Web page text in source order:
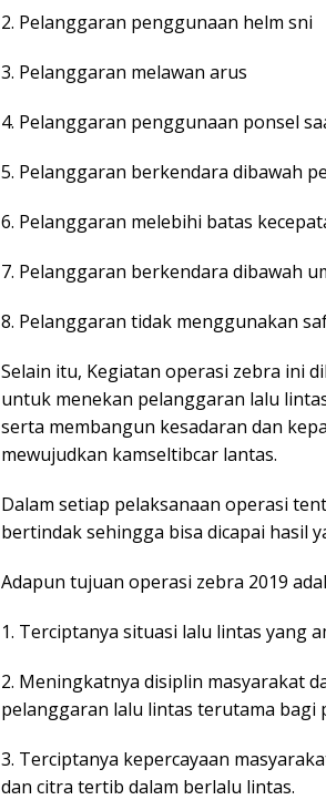
2. Pelanggaran penggunaan helm sni
3. Pelanggaran melawan arus
4. Pelanggaran penggunaan ponsel
5. Pelanggaran berkendara dibawah
6. Pelanggaran melebihi batas
7. Pelanggaran berkendara dibawah
8. Pelanggaran tidak menggunakan
Selain itu, Kegiatan operasi zebra ini
untuk menekan pelanggaran lalu
serta membangun kesadaran dan
mewujudkan kamseltibcar lantas.
Dalam setiap pelaksanaan operasi
bertindak sehingga bisa dicapai hasil
Adapun tujuan operasi zebra 2019
1. Terciptanya situasi lalu lintas yang
2. Meningkatnya disiplin masyarakat
pelanggaran lalu lintas terutama bagi
3. Terciptanya kepercayaan
dan citra tertib dalam berlalu lintas.